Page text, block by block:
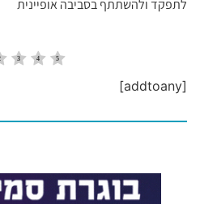
לתפקד ולהשתתף בסביבה אופיינית
[addtoany]